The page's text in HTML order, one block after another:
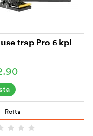
trap Pro 6 kpl
Rotta